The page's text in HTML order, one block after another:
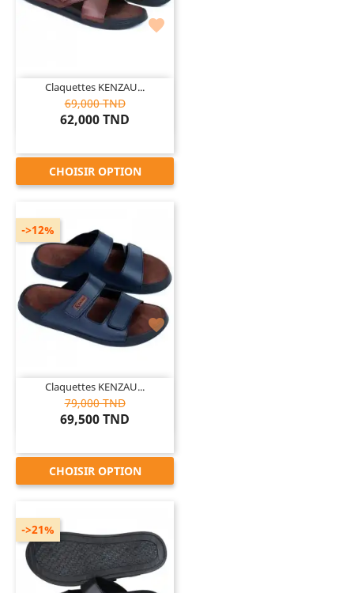

Claquettes KENZAU...
69,000 TND
62,000 TND
CHOISIR OPTION

Claquettes KENZAU...
79,000 TND
69,500 TND
->12%
CHOISIR OPTION
->21%